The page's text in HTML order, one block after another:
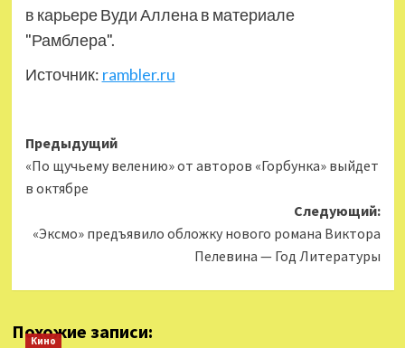
в карьере Вуди Аллена в материале
"Рамблера".
Источник: rambler.ru
Навигация
записи
Предыдущий
«По щучьему велению» от авторов «Горбунка» выйдет
в октябре
Следующий:
«Эксмо» предъявило обложку нового романа Виктора
Пелевина — Год Литературы
Похожие записи:
Кино